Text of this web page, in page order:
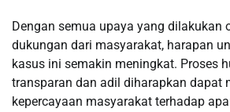
Dengan semua upaya yang dilakukan
dukungan dari masyarakat, harapan
kasus ini semakin meningkat. Proses
transparan dan adil diharapkan dapat
kepercayaan masyarakat terhadap